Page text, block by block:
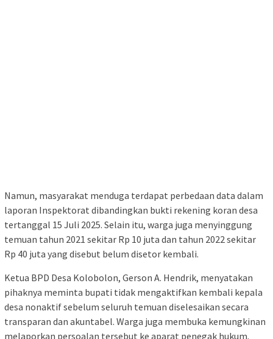
Namun, masyarakat menduga terdapat perbedaan data dalam
laporan Inspektorat dibandingkan bukti rekening koran desa
tertanggal 15 Juli 2025. Selain itu, warga juga menyinggung
temuan tahun 2021 sekitar Rp 10 juta dan tahun 2022 sekitar
Rp 40 juta yang disebut belum disetor kembali.
Ketua BPD Desa Kolobolon, Gerson A. Hendrik, menyatakan
pihaknya meminta bupati tidak mengaktifkan kembali kepala
desa nonaktif sebelum seluruh temuan diselesaikan secara
transparan dan akuntabel. Warga juga membuka kemungkinan
melaporkan persoalan tersebut ke aparat penegak hukum.